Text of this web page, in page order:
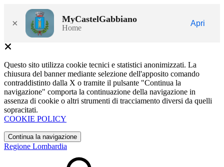
× MyCastelGabbiano
Home
Apri
Questo sito utilizza cookie tecnici e statistici anonimizzati. La
chiusura del banner mediante selezione dell'apposito comando
contraddistinto dalla X o tramite il pulsante "Continua la
navigazione" comporta la continuazione della navigazione in
assenza di cookie o altri strumenti di tracciamento diversi da quelli
sopracitati.
COOKIE POLICY
Continua la navigazione
Regione Lombardia